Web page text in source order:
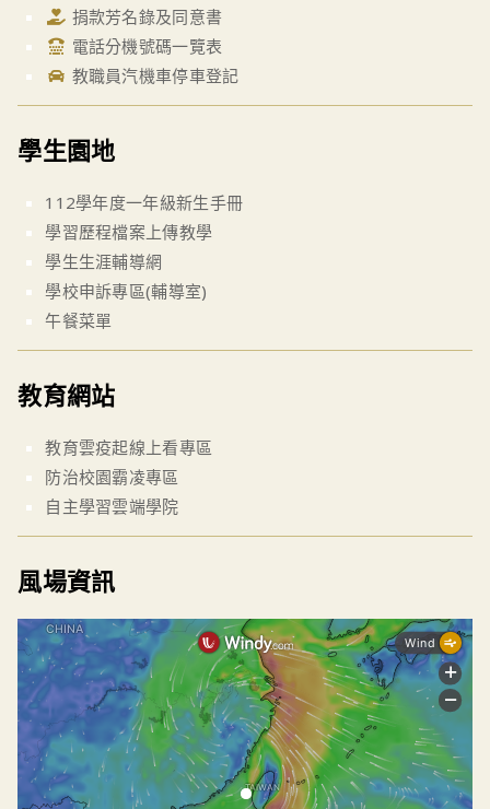
捐款芳名錄及同意書
電話分機號碼一覽表
教職員汽機車停車登記
學生園地
112學年度一年級新生手冊
學習歷程檔案上傳教學
學生生涯輔導網
學校申訴專區(輔導室)
午餐菜單
教育網站
教育雲疫起線上看專區
防治校園霸凌專區
自主學習雲端學院
風場資訊